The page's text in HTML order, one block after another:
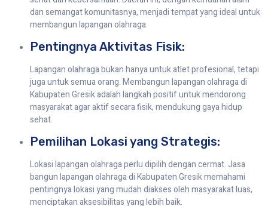
dan semangat komunitasnya, menjadi tempat yang ideal untuk
membangun lapangan olahraga.
Pentingnya Aktivitas Fisik:
Lapangan olahraga bukan hanya untuk atlet profesional, tetapi
juga untuk semua orang. Membangun lapangan olahraga di
Kabupaten Gresik adalah langkah positif untuk mendorong
masyarakat agar aktif secara fisik, mendukung gaya hidup
sehat.
Pemilihan Lokasi yang Strategis:
Lokasi lapangan olahraga perlu dipilih dengan cermat. Jasa
bangun lapangan olahraga di Kabupaten Gresik memahami
pentingnya lokasi yang mudah diakses oleh masyarakat luas,
menciptakan aksesibilitas yang lebih baik.